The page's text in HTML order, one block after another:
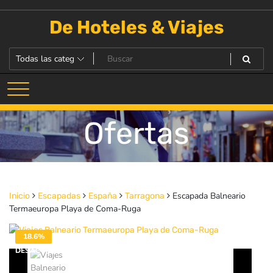
De Hoteles & Viajes
Ofertas
Inicio Escapadas España Tarragona
Escapada Balneario
Termaeuropa Playa de Coma-Ruga
18.6%
DESACTIVADO